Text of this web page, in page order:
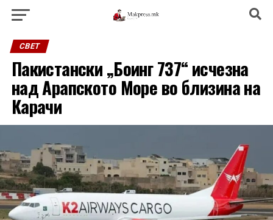
СВЕТ
Пакистански „Боинг 737“ исчезна
над Арапското Море во близина на
Карачи